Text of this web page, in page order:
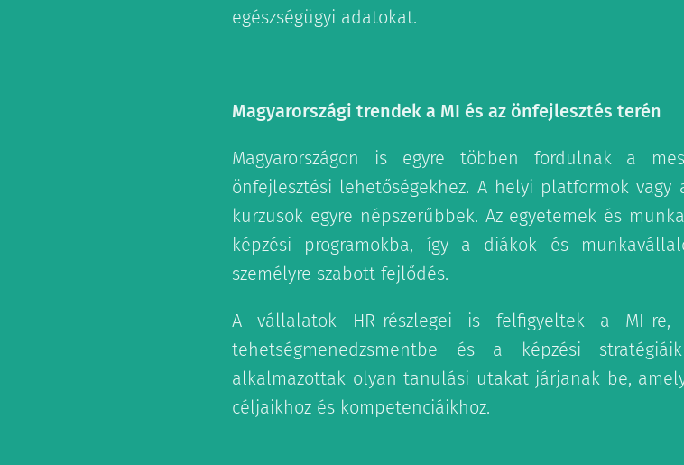
egészségügyi adatokat.
Magyarországi trendek a MI és az önfejlesztés terén
Magyarországon is egyre többen fordulnak a
önfejlesztési lehetőségekhez. A helyi platformok
kurzusok egyre népszerűbbek. Az egyetemek és
képzési programokba, így a diákok és
személyre szabott fejlődés.
A vállalatok HR-részlegei is felfigyeltek a MI-
tehetségmenedzsmentbe és a képzési
alkalmazottak olyan tanulási utakat járjanak be,
céljaikhoz és kompetenciáikhoz.